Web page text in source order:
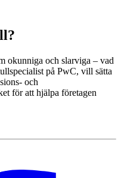
okunniga och slarviga – vad
på PwC, vill sätta
och
för att hjälpa företagen